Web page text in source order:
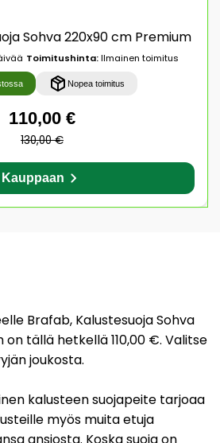
Sohva 220x90 cm Premium
Toimitushinta:Ilmainen toimitus
Nopea toimitus
110,00 €
130,00 €
Kauppaan
Brafab, Kalustesuoja Sohva
on tällä hetkellä 110,00 €. Valitse
joukosta.
kalusteen suojapeite tarjoaa
myös muita etuja